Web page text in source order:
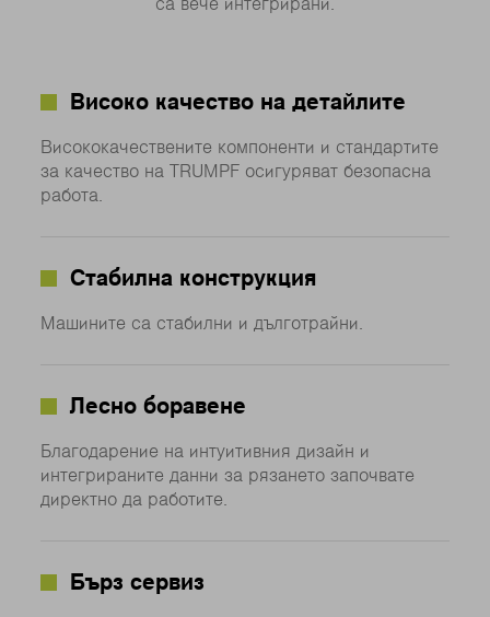
са вече интегрирани.
Високо качество на детайлите
Висококачествените компоненти и стандартите
за качество на TRUMPF осигуряват безопасна
работа.
Стабилна конструкция
Машините са стабилни и дълготрайни.
Лесно боравене
Благодарение на интуитивния дизайн и
интегрираните данни за рязането започвате
директно да работите.
Бърз сервиз